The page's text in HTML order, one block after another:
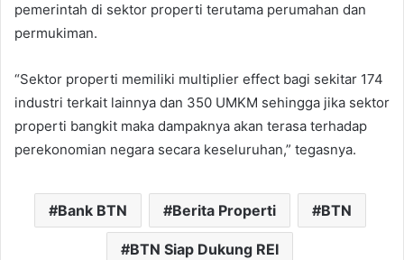
pemerintah di sektor properti terutama perumahan dan
permukiman.
“Sektor properti memiliki multiplier effect bagi sekitar 174
industri terkait lainnya dan 350 UMKM sehingga jika sektor
properti bangkit maka dampaknya akan terasa terhadap
perekonomian negara secara keseluruhan,” tegasnya.
Bank BTN Berita Properti BTN
BTN Siap Dukung REI